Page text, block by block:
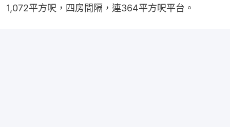
1,072平方呎，四房間隔，連364平方呎平台。